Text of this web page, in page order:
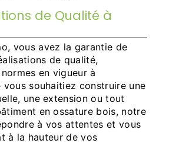
de Qualité à
vous avez la garantie de
de qualité,
en vigueur à
vous souhaitiez construire une
une extension ou tout
en ossature bois, notre
à vos attentes et vous
à la hauteur de vos